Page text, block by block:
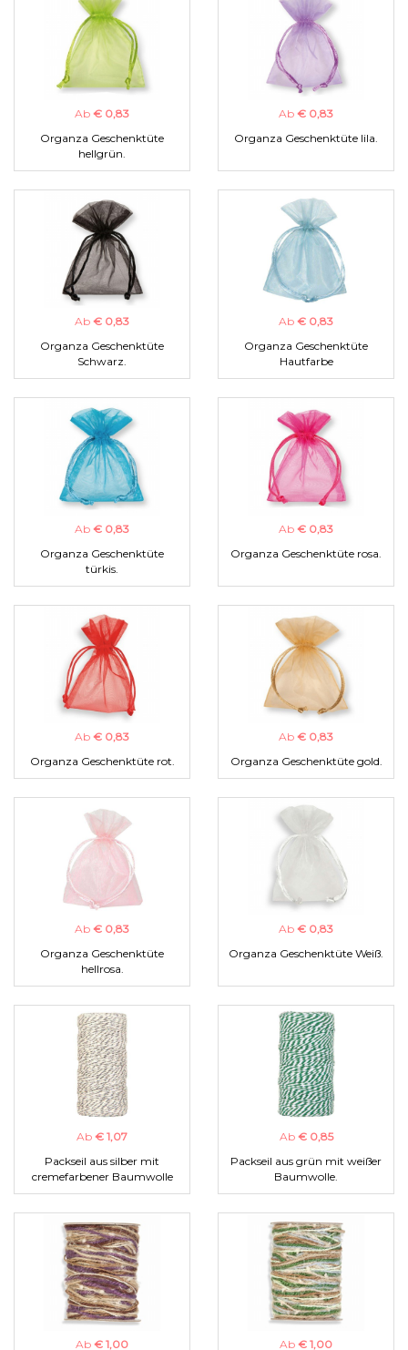
Ab € 0,83
Organza Geschenktüte
hellgrün.
Ab € 0,83
Organza Geschenktüte lila.
Ab € 0,83
Organza Geschenktüte
Schwarz.
Ab € 0,83
Organza Geschenktüte
Hautfarbe
Ab € 0,83
Organza Geschenktüte
türkis.
Ab € 0,83
Organza Geschenktüte rosa.
Ab € 0,83
Organza Geschenktüte rot.
Ab € 0,83
Organza Geschenktüte gold.
Ab € 0,83
Organza Geschenktüte
hellrosa.
Ab € 0,83
Organza Geschenktüte Weiß.
Ab € 1,07
Packseil aus silber mit
cremefarbener Baumwolle
Ab € 0,85
Packseil aus grün mit weißer
Baumwolle.
Ab € 1,00 Ab € 1,00